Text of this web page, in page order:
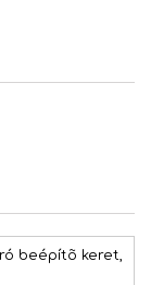
beépítõ keret,